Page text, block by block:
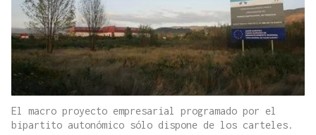
El macro proyecto empresarial programado por el
bipartito autonómico sólo dispone de los carteles.